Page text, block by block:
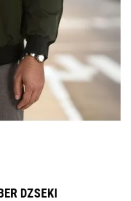
DZSEKI